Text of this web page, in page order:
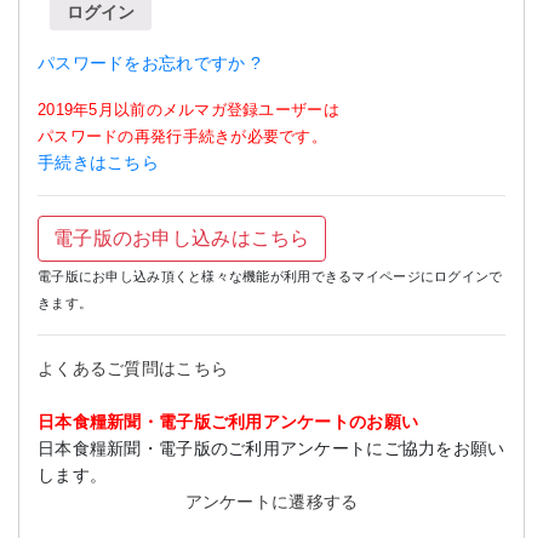
ログイン
パスワードをお忘れですか ?
2019年5月以前のメルマガ登録ユーザーは
パスワードの再発行手続きが必要です。
手続きはこちら
電子版のお申し込みはこちら
電子版にお申し込み頂くと様々な機能が利用できるマイページにログインで
きます。
よくあるご質問はこちら
日本食糧新聞・電子版ご利用アンケートのお願い
日本食糧新聞・電子版のご利用アンケートにご協力をお願い
します。
アンケートに遷移する